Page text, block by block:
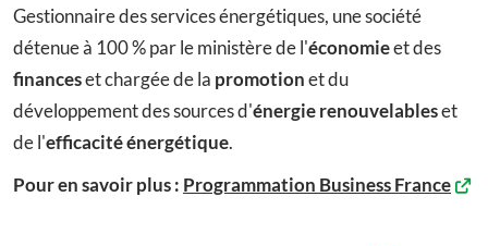
Gestionnaire des services énergétiques, une société
détenue à 100 % par le ministère de l'économieet des
financeset chargée de la promotionet du
développement des sources d'énergie renouvelableset
de l'efficacité énergétique.
Pour en savoir plus : Programmation Business France